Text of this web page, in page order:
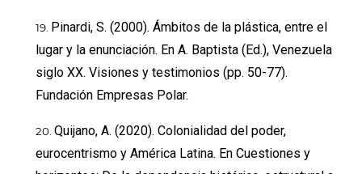
Pinardi, S. (2000). Ámbitos de la plástica, entre el
lugar y la enunciación. En A. Baptista (Ed.), Venezuela
siglo XX. Visiones y testimonios (pp. 50-77).
Fundación Empresas Polar.
Quijano, A. (2020). Colonialidad del poder,
eurocentrismo y América Latina. En Cuestiones y